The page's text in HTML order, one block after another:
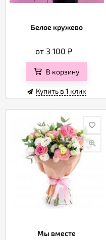
Белое кружево
от 3 100 ₽
В корзину
Купить в 1 клик
Мы вместе